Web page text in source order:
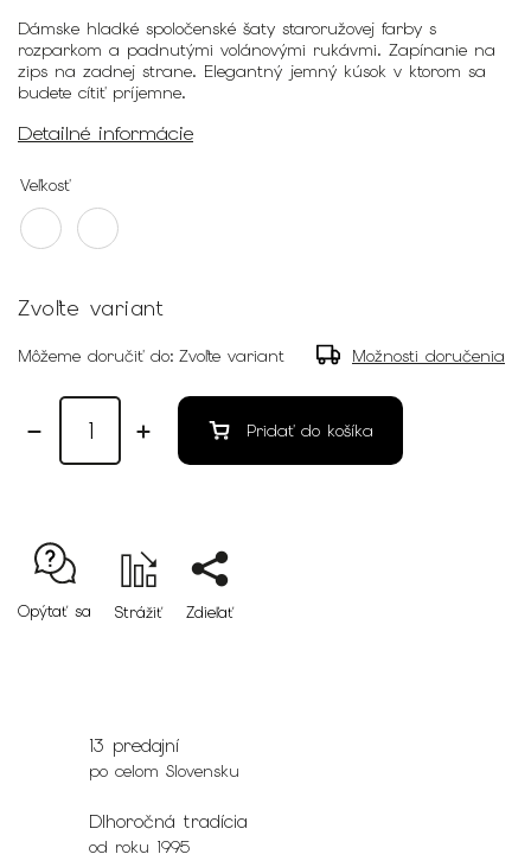
Dámske hladké spoločenské šaty staroružovej farby s
rozparkom a padnutými volánovými rukávmi. Zapínanie na
zips na zadnej strane. Elegantný jemný kúsok v ktorom sa
budete cítiť príjemne.
Detailné informácie
Veľkosť
Zvoľte variant
Môžeme doručiť do: Zvoľte variant Možnosti doručenia
Pridať do košíka
Opýtať sa Strážiť Zdieľať
13 predajní
po celom Slovensku
Dlhoročná tradícia
od roku 1995